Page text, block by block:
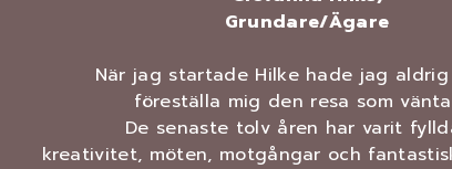
Grundare/Ägare
När jag startade Hilke hade jag
föreställa mig den resa som
De senaste tolv åren har varit
kreativitet, möten, motgångar och